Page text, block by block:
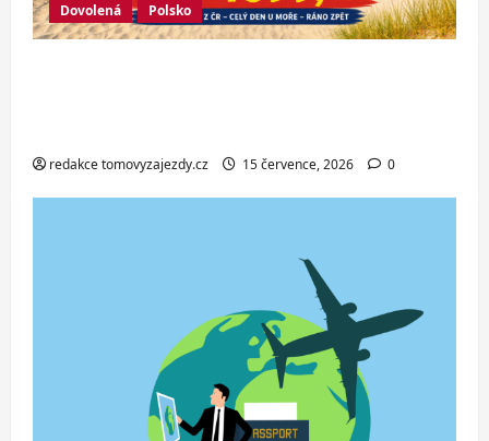
Dovolená Polsko
redakce tomovyzajezdy.cz 15 července, 2026 0